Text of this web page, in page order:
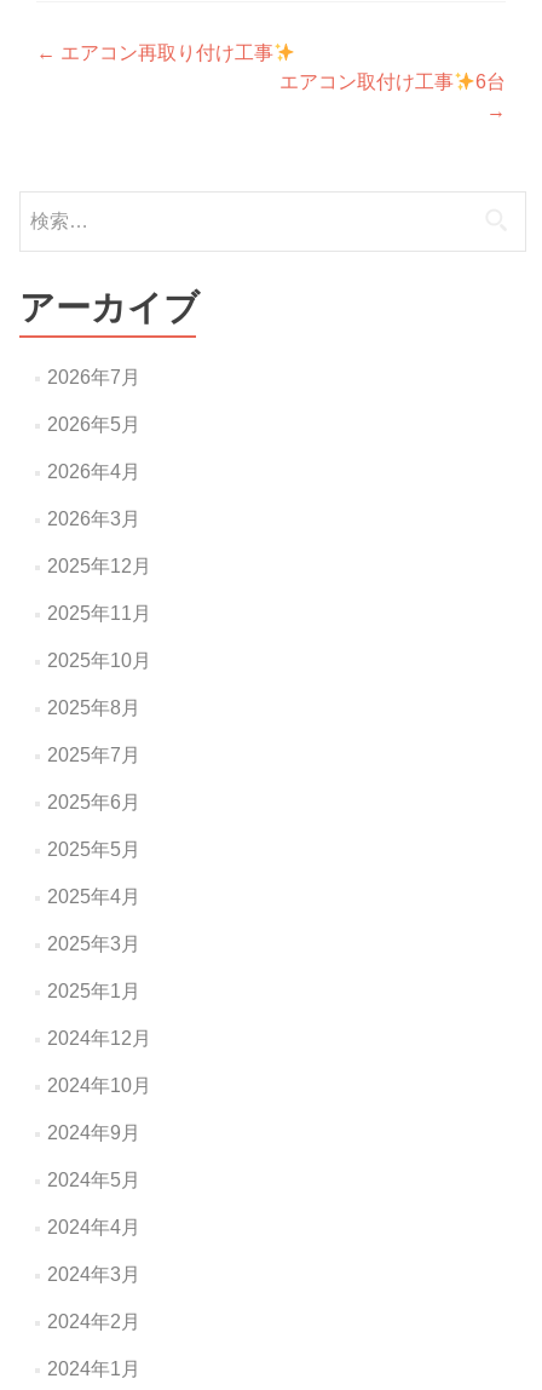
投
ビ
ゲ
シ
ン
← エアコン再取り付け工事
エアコン取付け工事
6台
→
索:
アーカイブ
2026年7月
2026年5月
2026年4月
2026年3月
2025年12月
2025年11月
2025年10月
2025年8月
2025年7月
2025年6月
2025年5月
2025年4月
2025年3月
2025年1月
2024年12月
2024年10月
2024年9月
2024年5月
2024年4月
2024年3月
2024年2月
2024年1月